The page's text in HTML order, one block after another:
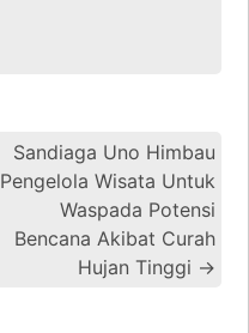
Sandiaga Uno Himbau
Pengelola Wisata Untuk
Waspada Potensi
Bencana Akibat Curah
Hujan Tinggi →